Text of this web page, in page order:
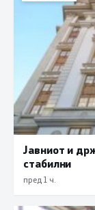
Јавниот и
стабилни
пред 1 ч.